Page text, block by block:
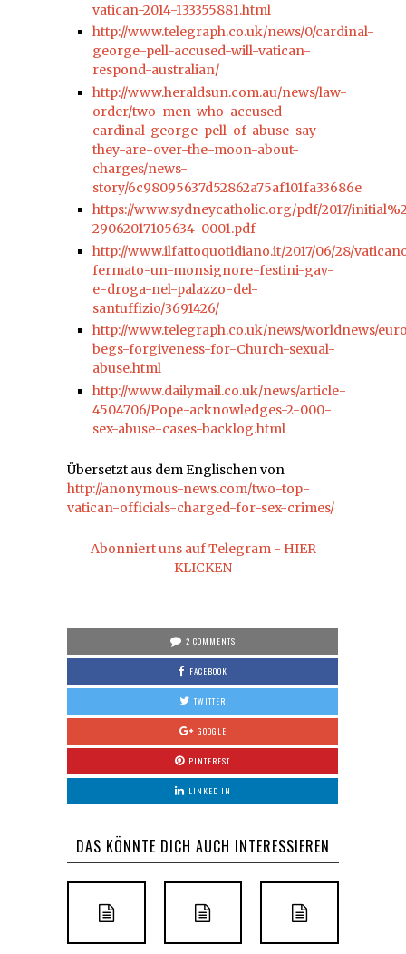
vatican-2014-133355881.html
http://www.telegraph.co.uk/news/0/cardinal-
george-pell-accused-will-vatican-
respond-australian/
http://www.heraldsun.com.au/news/law-
order/two-men-who-accused-
cardinal-george-pell-of-abuse-say-
they-are-over-the-moon-about-
charges/news-
story/6c98095637d52862a75af101fa33686e
https://www.sydneycatholic.org/pdf/2017/
29062017105634-0001.pdf
http://www.ilfattoquotidiano.it/2017/06/28/
fermato-un-monsignore-festini-gay-
e-droga-nel-palazzo-del-
santuffizio/3691426/
http://www.telegraph.co.uk/news/worldnews/
begs-forgiveness-for-Church-sexual-
abuse.html
http://www.dailymail.co.uk/news/article-
4504706/Pope-acknowledges-2-000-
sex-abuse-cases-backlog.html
Übersetzt aus dem Englischen von
http://anonymous-news.com/two-top-
vatican-officials-charged-for-sex-crimes/
Abonniert uns auf Telegram - HIER
KLICKEN
2 COMMENTS
FACEBOOK
TWITTER
GOOGLE
PINTEREST
LINKED IN
DAS KÖNNTE DICH AUCH INTERESSIEREN